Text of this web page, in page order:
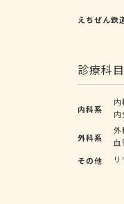
えちぜん鉄
診療科
内科系
内
外科系
外
血
その他